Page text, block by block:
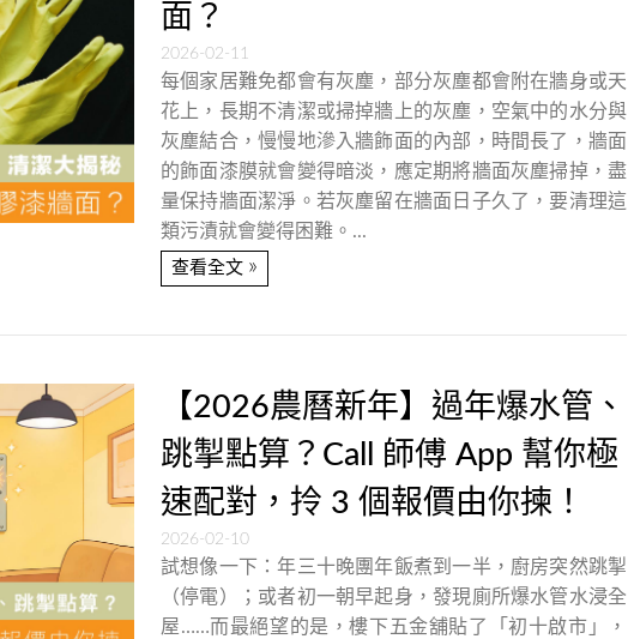
面？
2026-02-11
每個家居難免都會有灰塵，部分灰塵都會附在牆身或天
花上，長期不清潔或掃掉牆上的灰塵，空氣中的水分與
灰塵結合，慢慢地滲入牆飾面的內部，時間長了，牆面
的飾面漆膜就會變得暗淡，應定期將牆面灰塵掃掉，盡
量保持牆面潔淨。若灰塵留在牆面日子久了，要清理這
類污漬就會變得困難。...
查看全文 »
【2026農曆新年】過年爆水管、
跳掣點算？Call 師傅 App 幫你極
速配對，拎 3 個報價由你揀！
2026-02-10
試想像一下：年三十晚團年飯煮到一半，廚房突然跳掣
（停電）；或者初一朝早起身，發現廁所爆水管水浸全
屋……而最絕望的是，樓下五金舖貼了「初十啟市」，